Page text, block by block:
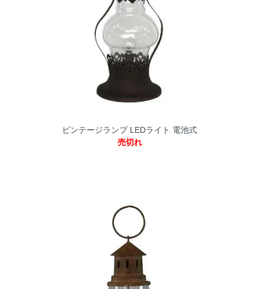
ビンテージランプ LEDライト 電池式
売切れ